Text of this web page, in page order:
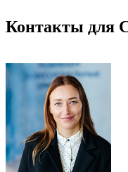
Контакты